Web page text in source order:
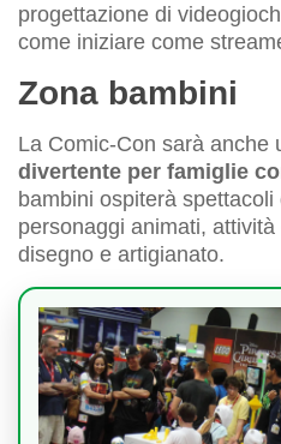
progettazione di
come iniziare come
Zona bambini
La Comic-Con sarà anche
divertente per famiglie
bambini ospiterà
personaggi animati,
disegno e artigianato.